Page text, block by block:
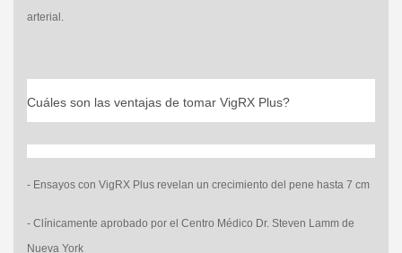
arterial.
Cuáles son las ventajas de tomar VigRX Plus?
- Ensayos con VigRX Plus revelan un crecimiento del pene hasta 7 cm
- Clínicamente aprobado por el Centro Médico Dr. Steven Lamm de
Nueva York